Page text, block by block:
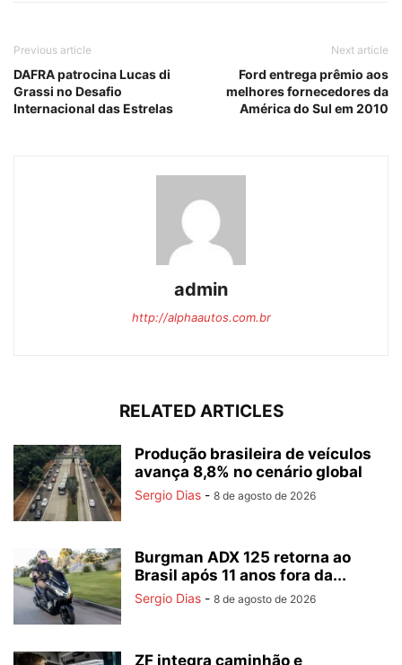
Previous article
DAFRA patrocina Lucas di
Grassi no Desafio
Internacional das Estrelas
Next article
Ford entrega prêmio aos
melhores fornecedores da
América do Sul em 2010
admin
http://alphaautos.com.br
RELATED ARTICLES
Produção brasileira de veículos
avança 8,8% no cenário global
Sergio Dias - 8 de agosto de 2026
Burgman ADX 125 retorna ao
Brasil após 11 anos fora da...
Sergio Dias - 8 de agosto de 2026
ZF integra caminhão e